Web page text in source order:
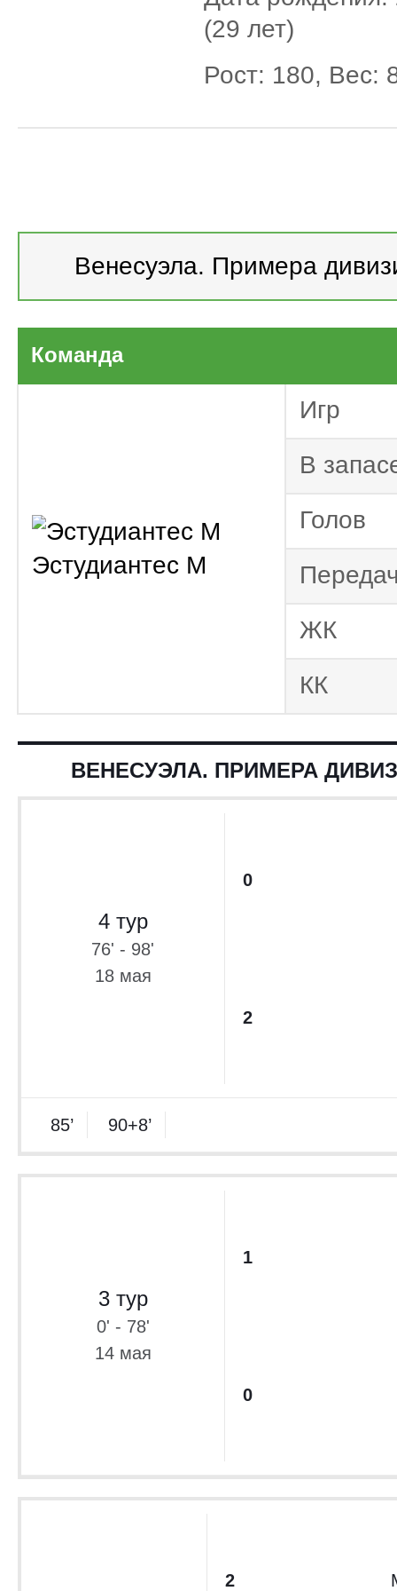
(29 лет)
Рост: 180, Вес:
Венесуэла. Примера дивизион
Копа
Кубок
Кубок
Команда
Эстудиантес М
Игр
В
Голов
ЖК
КК
ВЕНЕСУЭЛА. ПРИМЕРА
4 тур
76' - 98'
18 мая
0
2
85’ 90+8’
3 тур
0' - 78'
14 мая
1
0
2